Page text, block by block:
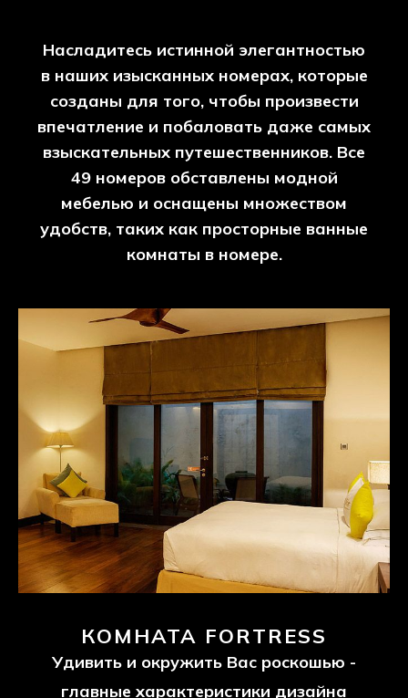
Насладитесь истинной элегантностью
в наших изысканных номерах, которые
созданы для того, чтобы произвести
впечатление и побаловать даже самых
взыскательных путешественников. Все
49 номеров обставлены модной
мебелью и оснащены множеством
удобств, таких как просторные ванные
комнаты в номере.
КОМНАТА FORTRESS
Удивить и окружить Вас роскошью -
главные характеристики дизайна